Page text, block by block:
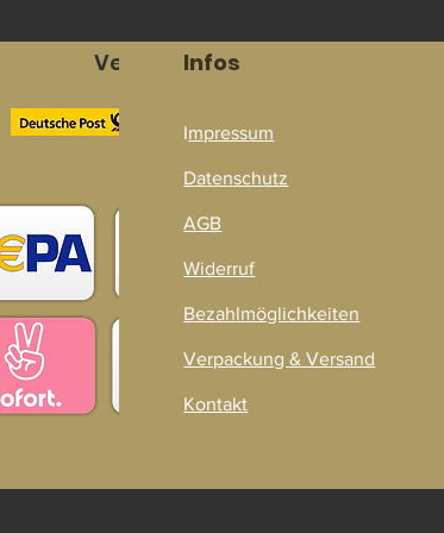
Versandpartner
Zahlarten
Infos
Impressum
Datenschutz
AGB
Widerruf
Bezahlmöglichkeiten
Verpackung & Versand
Kontakt